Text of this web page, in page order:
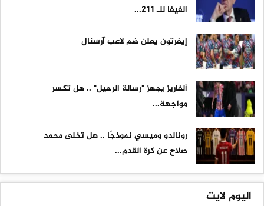
الفيفا للـ 211...
إيفرتون يعلن ضم لاعب آرسنال
ألفاريز يجهز "رسالة الرحيل" .. هل تكسر
مواجهة...
رونالدو وميسي نموذجًا .. هل تخلى محمد
صلاح عن كرة القدم...
اليوم لايت